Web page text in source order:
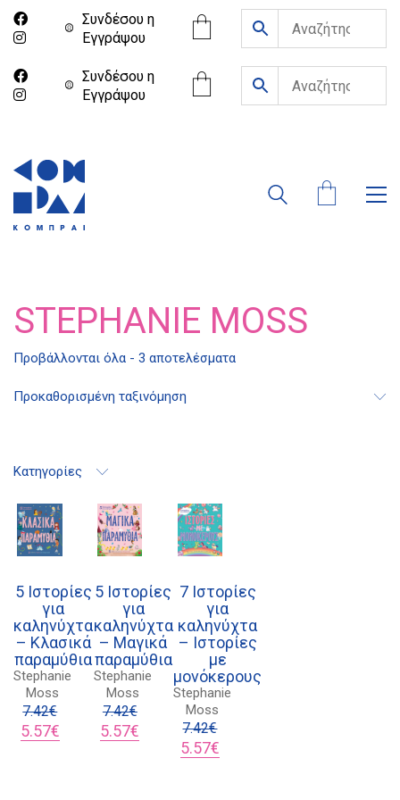
Συνδέσου η
Eγγράψου
Συνδέσου η
Eγγράψου
STEPHANIE MOSS
Προβάλλονται όλα - 3 αποτελέσματα
Προκαθορισμένη ταξινόμηση
Κατηγορίες
5 Ιστορίες
για
καληνύχτα
– Κλασικά
παραμύθια
Stephanie
Moss
7.42€
Original
price
5.57€Η
τρέχουσα
5 Ιστορίες
για
καληνύχτα
– Μαγικά
παραμύθια
Stephanie
Moss
7.42€
Original
price
5.57€
τρέχουσα
7 Ιστορίες
για
καληνύχτα
– Ιστορίες
με
μονόκερους
Stephanie
Moss
7.42€
Original
price
5.57€Η
τρέχουσα
Διδότου 34, Αθήνα 106 80
kombrai.bs@gmail.com
Πολιτική προστασίας δεδομένων
Πολιτική επιστροφών
Τρόποι Πληρωμής
Όροι χρήσης
Αποστολές